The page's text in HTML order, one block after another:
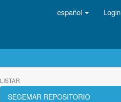
español Login
LISTAR
SEGEMAR REPOSITORIO